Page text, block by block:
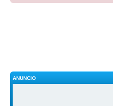
ANUNCIO